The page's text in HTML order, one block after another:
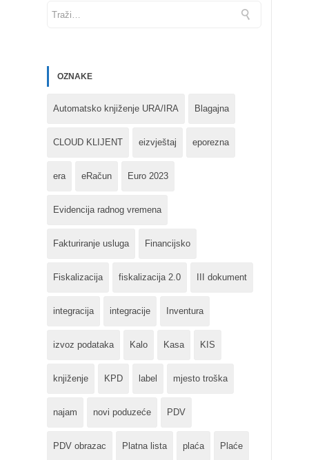
OZNAKE
Automatsko knjiženje URA/IRA Blagajna
CLOUD KLIJENT eizvještaj eporezna
era eRačun Euro 2023
Evidencija radnog vremena
Fakturiranje usluga Financijsko
Fiskalizacija fiskalizacija 2.0 III dokument
integracija integracije Inventura
izvoz podataka Kalo Kasa KIS
knjiženje KPD label mjesto troška
najam novi poduzeće PDV
PDV obrazac Platna lista plaća Plaće